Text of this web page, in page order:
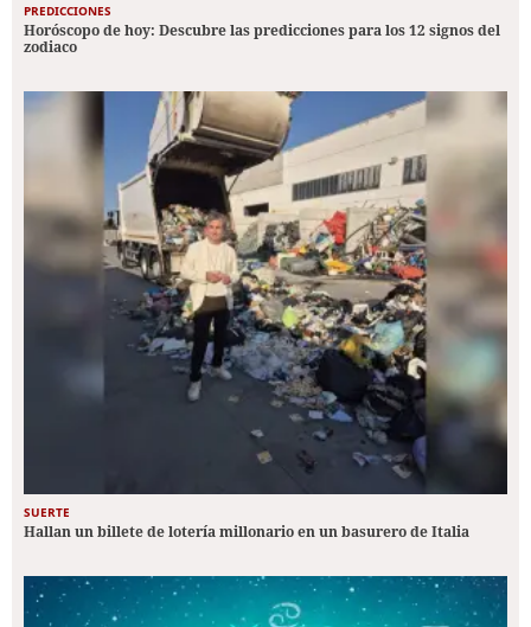
PREDICCIONES
Horóscopo de hoy: Descubre las predicciones para los 12 signos del
zodiaco
SUERTE
Hallan un billete de lotería millonario en un basurero de Italia